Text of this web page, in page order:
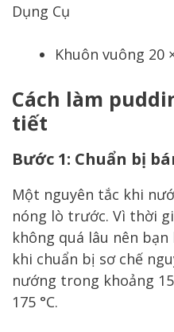
Dụng Cụ
Khuôn vuông 20
Cách làm
tiết
Bước 1: Chuẩn bị
Một nguyên tắc khi
nóng lò trước. Vì thời
không quá lâu nên
khi chuẩn bị sơ chế
nướng trong khoảng
175 °C.